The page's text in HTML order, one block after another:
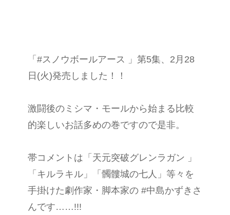
「#スノウボールアース 」第5集、2月28
日(火)発売しました！！
激闘後のミシマ・モールから始まる比較
的楽しいお話多めの巻ですので是非。
帯コメントは「天元突破グレンラガン 」
「キルラキル」「髑髏城の七人」等々を
手掛けた劇作家・脚本家の #中島かずきさ
んです……!!!